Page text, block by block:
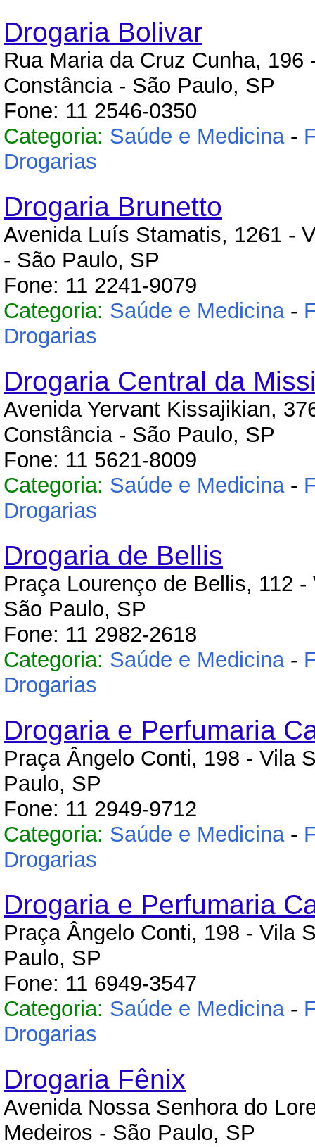
Drogaria Bolivar
Rua Maria da Cruz Cunha, 196
Constância - São Paulo, SP
Fone: 11 2546-0350
Categoria: Saúde e Medicina-
Drogarias
Drogaria Brunetto
Avenida Luís Stamatis, 1261 -
- São Paulo, SP
Fone: 11 2241-9079
Categoria: Saúde e Medicina-
Drogarias
Drogaria Central da
Avenida Yervant Kissajikian,
Constância - São Paulo, SP
Fone: 11 5621-8009
Categoria: Saúde e Medicina-
Drogarias
Drogaria de Bellis
Praça Lourenço de Bellis, 112
São Paulo, SP
Fone: 11 2982-2618
Categoria: Saúde e Medicina-
Drogarias
Drogaria e Perfumaria
Praça Ângelo Conti, 198 - Vila
Paulo, SP
Fone: 11 2949-9712
Categoria: Saúde e Medicina-
Drogarias
Drogaria e Perfumaria
Praça Ângelo Conti, 198 - Vila
Paulo, SP
Fone: 11 6949-3547
Categoria: Saúde e Medicina-
Drogarias
Drogaria Fênix
Avenida Nossa Senhora do
Medeiros - São Paulo, SP